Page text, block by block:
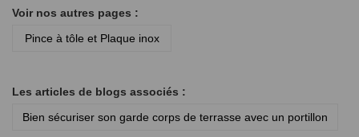
Voir nos autres pages :
Pince à tôle et Plaque inox
Les articles de blogs associés :
Bien sécuriser son garde corps de terrasse avec un portillon